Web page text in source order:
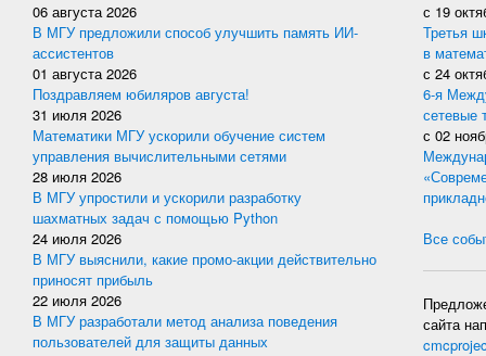
06 августа 2026
В МГУ предложили способ улучшить память ИИ-
ассистентов
01 августа 2026
Поздравляем юбиляров августа!
31 июля 2026
Математики МГУ ускорили обучение систем
управления вычислительными сетями
28 июля 2026
В МГУ упростили и ускорили разработку
шахматных задач с помощью Python
24 июля 2026
В МГУ выяснили, какие промо-акции действительно
приносят прибыль
22 июля 2026
В МГУ разработали метод анализа поведения
пользователей для защиты данных
с 19
Третья
в
с 24
6-я
сетевые
с 02
Все
сайта